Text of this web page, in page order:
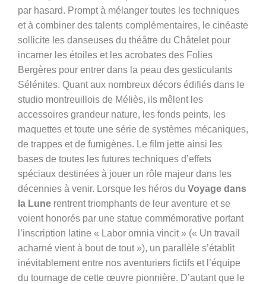
par hasard. Prompt à mélanger toutes les techniques
et à combiner des talents complémentaires, le cinéaste
sollicite les danseuses du théâtre du Châtelet pour
incarner les étoiles et les acrobates des Folies
Bergères pour entrer dans la peau des gesticulants
Sélénites. Quant aux nombreux décors édifiés dans le
studio montreuillois de Méliès, ils mêlent les
accessoires grandeur nature, les fonds peints, les
maquettes et toute une série de systèmes mécaniques,
de trappes et de fumigènes. Le film jette ainsi les
bases de toutes les futures techniques d’effets
spéciaux destinées à jouer un rôle majeur dans les
décennies à venir. Lorsque les héros du Voyage dans
la Lune rentrent triomphants de leur aventure et se
voient honorés par une statue commémorative portant
l’inscription latine « Labor omnia vincit » (« Un travail
acharné vient à bout de tout »), un parallèle s’établit
inévitablement entre nos aventuriers fictifs et l’équipe
du tournage de cette œuvre pionnière. D’autant que le